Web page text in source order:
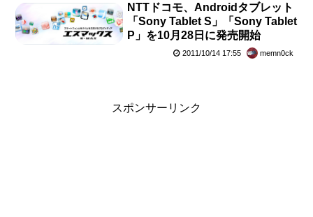
NTTドコモ、Androidタブレット
「Sony Tablet S」「Sony Tablet
P」を10月28日に発売開始
2011/10/14 17:55 memn0ck
スポンサーリンク